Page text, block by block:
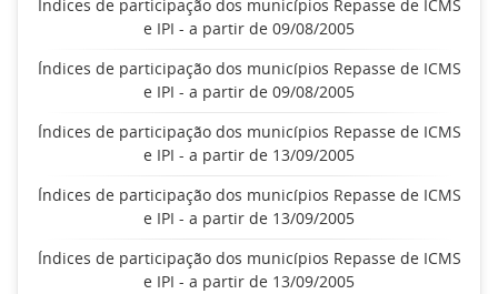
Índices de participação dos municípios Repasse de ICMS
e IPI - a partir de 09/08/2005
Índices de participação dos municípios Repasse de ICMS
e IPI - a partir de 09/08/2005
Índices de participação dos municípios Repasse de ICMS
e IPI - a partir de 13/09/2005
Índices de participação dos municípios Repasse de ICMS
e IPI - a partir de 13/09/2005
Índices de participação dos municípios Repasse de ICMS
e IPI - a partir de 13/09/2005